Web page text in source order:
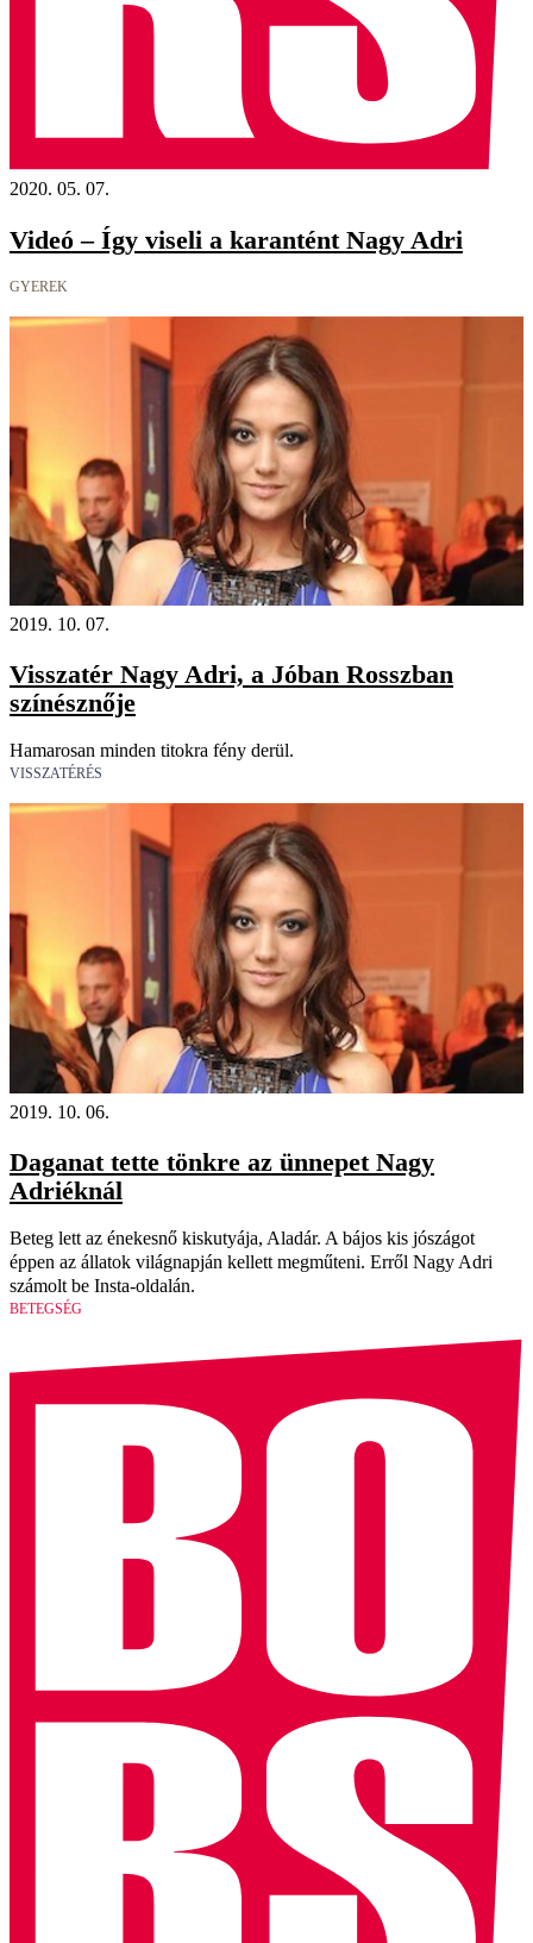
2020. 05. 07.
Videó – Így viseli a karantént Nagy Adri
GYEREK
2019. 10. 07.
Visszatér Nagy Adri, a Jóban Rosszban
színésznője
Hamarosan minden titokra fény derül.
VISSZATÉRÉS
2019. 10. 06.
Daganat tette tönkre az ünnepet Nagy
Adriéknál
Beteg lett az énekesnő kiskutyája, Aladár. A bájos kis jószágot
éppen az állatok világnapján kellett megműteni. Erről Nagy Adri
számolt be Insta-oldalán.
BETEGSÉG